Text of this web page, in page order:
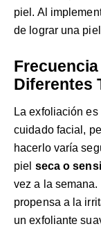
piel. Al
de lograr una
Diferentes
La exfoliación
cuidado facial,
hacerlo varía
piel seca o
vez a la
propensa a la
un exfoliante